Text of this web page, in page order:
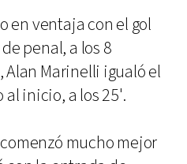
en ventaja con el gol
penal, a los 8
Marinelli igualó el
inicio, a los 25'.
mucho mejor